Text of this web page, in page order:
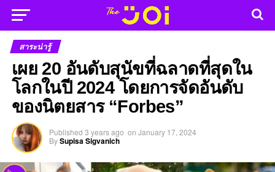
สาระน่ารู้
เผย 20 อันดับสุนัขที่ฉลาดที่สุดใน
โลกในปี 2024 โดยการจัดอันดับ
ของนิตยสาร “Forbes”
Published 3 years ago on January 17, 2024
BySupisa Sigvanich